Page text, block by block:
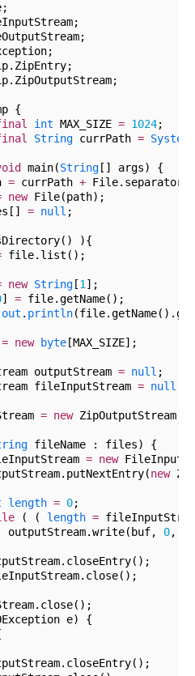
{
int MAX_SIZE = 1024;
String currPath = System
main(String [] args) {
= currPath + File.separator
new File(path);
= null ;
){
file.list();
new String [1];
] = file.getName();
out . println
= new byte [MAX_SIZE];
outputStream = null ;
fileInputStream = null
= new ZipOutputStream(
fileName : files) {
= new
new
length = 0;
( ( length =
0,
e) {